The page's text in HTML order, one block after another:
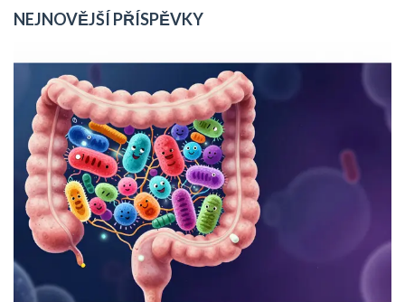
NEJNOVĚJŠÍ PŘÍSPĚVKY